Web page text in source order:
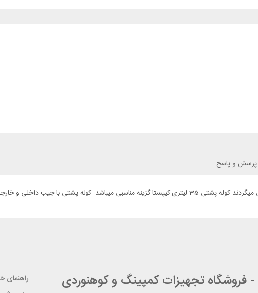
پرسش و پاسخ
داخلی و خارجی نیاز شما را بر طرف میکند.
- فروشگاه تجهیزات کمپینگ و کوهنوردی
راهنمای